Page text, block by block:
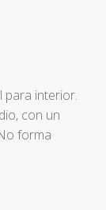
para interior.
con un
forma